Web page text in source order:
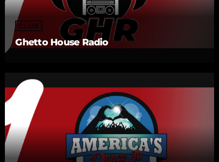
CLUB
Ghetto House Radio